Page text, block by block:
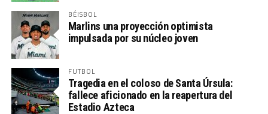
BÉISBOL
Marlins una proyección optimista
impulsada por su núcleo joven
FUTBOL
Tragedia en el coloso de Santa Úrsula:
fallece aficionado en la reapertura del
Estadio Azteca